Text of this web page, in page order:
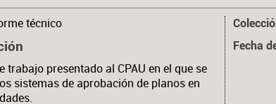
técnico
trabajo presentado al CPAU en el que se
sistemas de aprobación de planos en
Fecha